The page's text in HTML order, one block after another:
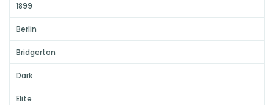
1899
Berlin
Bridgerton
Dark
Elite